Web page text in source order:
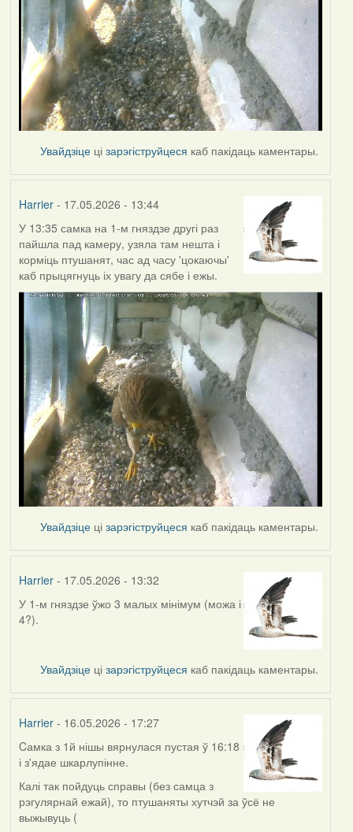
Увайдзіце цізарэгіструйцеся каб пакідаць каментары.
Harrier- 17.05.2026 - 13:44
У 13:35 самка на 1-м гняздзе другі раз
пайшла пад камеру, узяла там нешта і
корміць птушанят, час ад часу 'цокаючы'
каб прыцягнуць іх увагу да сябе і ежы.
Увайдзіце цізарэгіструйцеся каб пакідаць каментары.
Harrier- 17.05.2026 - 13:32
У 1-м гняздзе ўжо 3 малых мінімум (можа і
4?).
Увайдзіце цізарэгіструйцеся каб пакідаць каментары.
Harrier- 16.05.2026 - 17:27
Cамка з 1й нішы вярнулася пустая ў 16:18
і з'ядае шкарлупінне.
Калі так пойдуць справы (без самца з
рэгулярнай ежай), то птушаняты хутчэй за ўсё не
выжывуць (